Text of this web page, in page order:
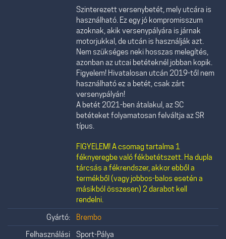
Szinterezett versenybetét, mely utcára is
használható. Ez egy jó kompromisszum
azoknak, akik versenypályára is járnak
motorjukkal, de utcán is használják azt.
Nem szükséges neki hosszas melegítés,
azonban az utcai betéteknél jobban kopik.
Figyelem! Hivatalosan utcán 2019-től nem
használható ez a betét, csak zárt
versenypályán!
A betét 2021-ben átalakul, az SC
betéteket folyamatosan felváltja az SR
típus.
FIGYELEM! A csomag tartalma 1
féknyeregbe való fékbetétszett. Ha dupla
tárcsás a fékrendszer, akkor ebből a
termékből (vagy jobbos-balos esetén a
másikból összesen) 2 darabot kell
rendelni.
Gyártó:
Brembo
Felhasználási
Sport-Pálya